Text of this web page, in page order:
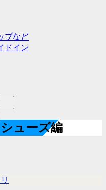
プなど
ドイン
ューズ編